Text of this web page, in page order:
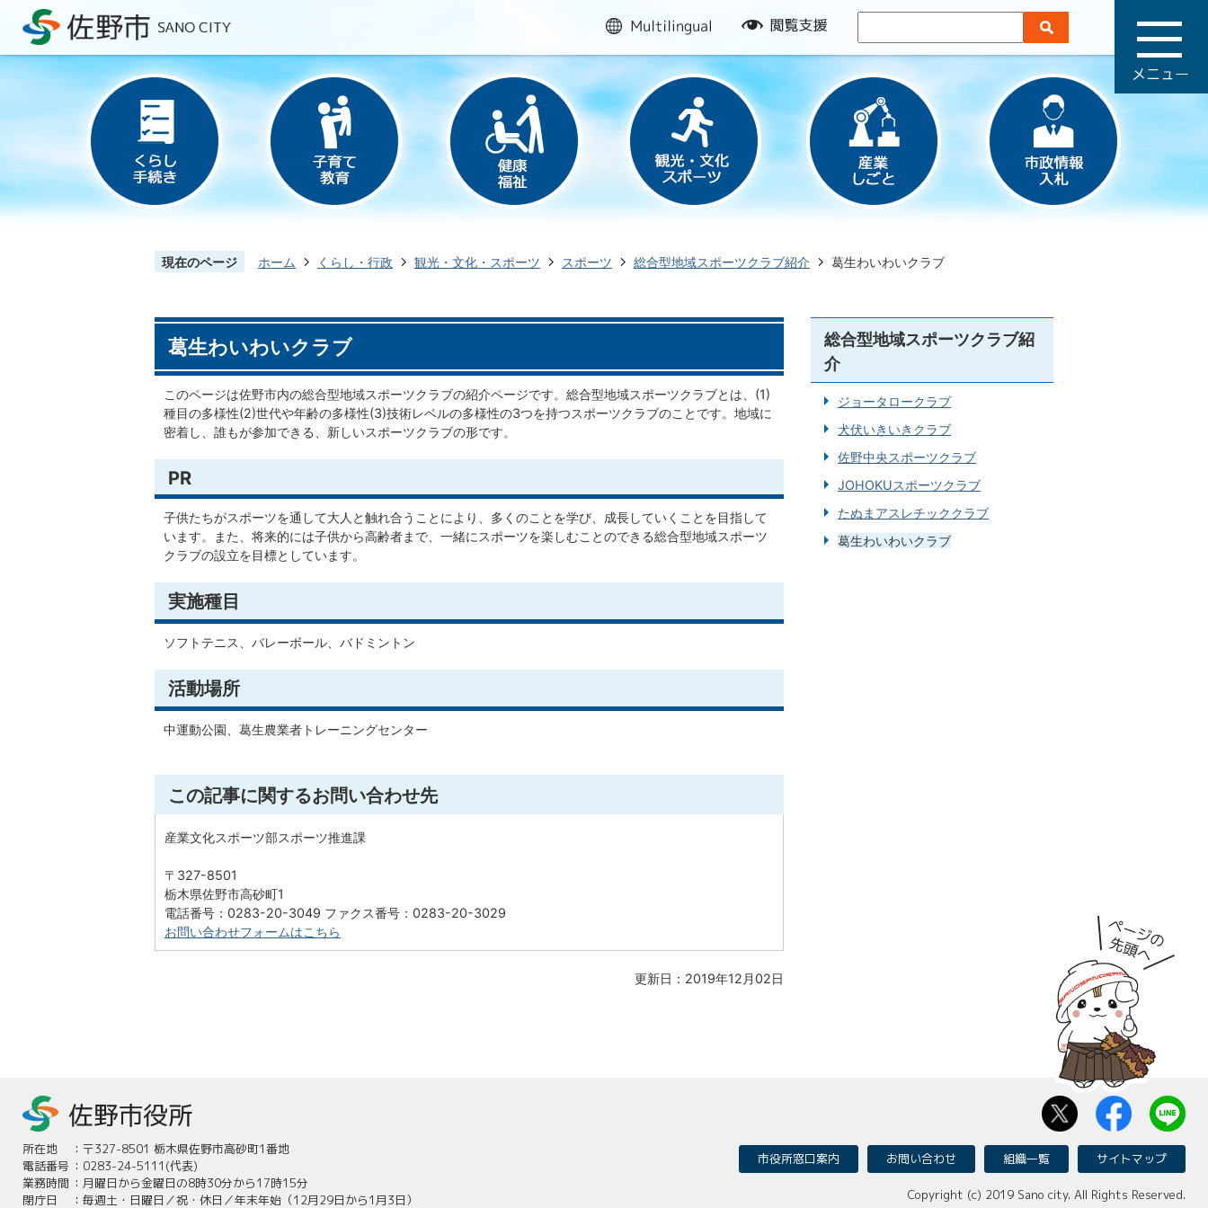
multilingual
閲
援
現在のページ ホーム くらし・行政 観光・文化・スポーツ スポーツ 総合型地域スポーツクラブ紹介 葛生わいわいクラブ
葛生わいわいクラブ
このページは佐野市内の総合型地域スポーツクラブの紹介ページです。総合型地域スポーツクラブとは、(1)
種目の多様性(2)世代や年齢の多様性(3)技術レベルの多様性の3つを持つスポーツクラブのことです。地域に
密着し、誰もが参加できる、新しいスポーツクラブの形です。
PR
子供たちがスポーツを通して大人と触れ合うことにより、多くのことを学び、成長していくことを目指して
います。また、将来的には子供から高齢者まで、一緒にスポーツを楽しむことのできる総合型地域スポーツ
クラブの設立を目標としています。
実施種目
ソフトテニス、バレーボール、バドミントン
活動場所
中運動公園、葛生農業者トレーニングセンター
この記事に関するお問い合わせ先
産業文化スポーツ部スポーツ推進課
〒327-8501
栃木県佐野市高砂町1
電話番号：0283-20-3049 ファクス番号：0283-20-3029
お問い合わせフォームはこちら
更新日：2019年12月02日
総合型地域スポーツクラブ紹
介
ジョータロークラブ
犬伏いきいきクラブ
佐野中央スポーツクラブ
JOHOKUスポーツクラブ
たぬまアスレチッククラブ
葛生わいわいクラブ
所在地 ： 〒327-8501 栃木県佐野市高砂町1番地
電話番号 ： 0283-24-5111(代表)
業務時間 ： 月曜日から金曜日の8時30分から17時15分
閉庁日
： 毎週土・日曜日／祝・休日／年末年始（12月29日から1月3日）
市役所窓口案内 お問い合わせ 組織一覧 サイトマップ
Copyright (c) 2019 Sano city. All Rights Reserved.